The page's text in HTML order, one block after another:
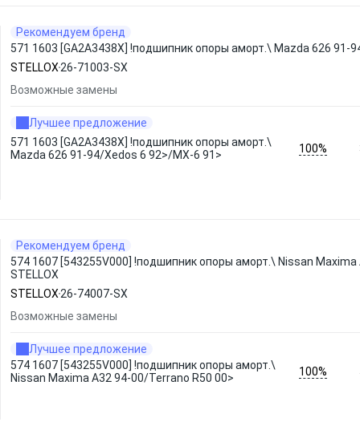
Рекомендуем бренд
571 1603 [GA2A3438X] !подшипник опоры аморт.\ Mazda 626 91-
STELLOX 26-71003-SX
Возможные замены
Лучшее предложение
571 1603 [GA2A3438X] !подшипник опоры аморт.\
Mazda 626 91-94/Xedos 6 92>/MX-6 91>
100%
Рекомендуем бренд
574 1607 [543255V000] !подшипник опоры аморт.\ Nissan
STELLOX
STELLOX 26-74007-SX
Возможные замены
Лучшее предложение
574 1607 [543255V000] !подшипник опоры аморт.\
Nissan Maxima A32 94-00/Terrano R50 00>
100%